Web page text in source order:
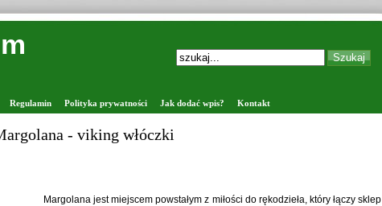
Regulamin Polityka prywatności Jak dodać wpis? Kontakt
- viking włóczki
Margolana jest miejscem powstałym z miłości do rękodzieła, który łączy sklep